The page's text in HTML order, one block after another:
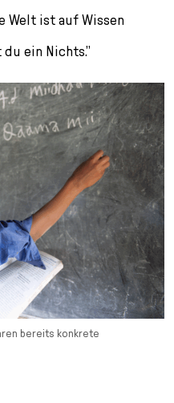
Welt ist auf Wissen
ein Nichts.”
bereits konkrete